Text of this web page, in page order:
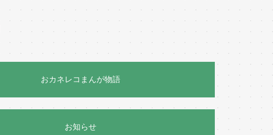
おカネレコまんが物語
お知らせ